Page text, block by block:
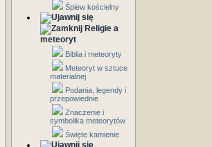
Śpiew kościelny
Religie a
meteoryt
Biblia i meteoryty
Meteoryt w sztuce
materialnej
Podania, legendy i
przepowiednie
Znaczenie i
symbolika meteorytów
Święte kamienie